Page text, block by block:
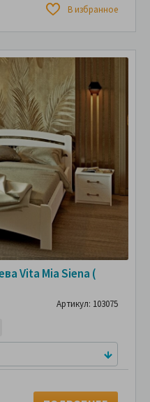
В избранное
Vita Mia Siena (
Артикул: 103075